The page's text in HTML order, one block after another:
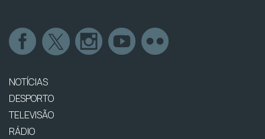
NOTÍCIAS
DESPORTO
TELEVISÃO
RÁDIO